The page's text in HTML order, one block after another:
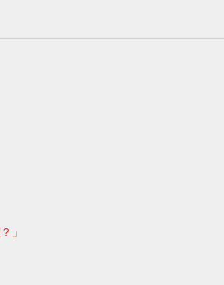
」